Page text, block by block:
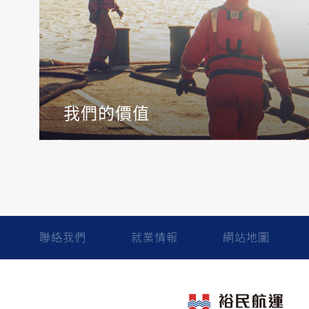
我們的價值
聯絡我們 就業情報 網站地圖